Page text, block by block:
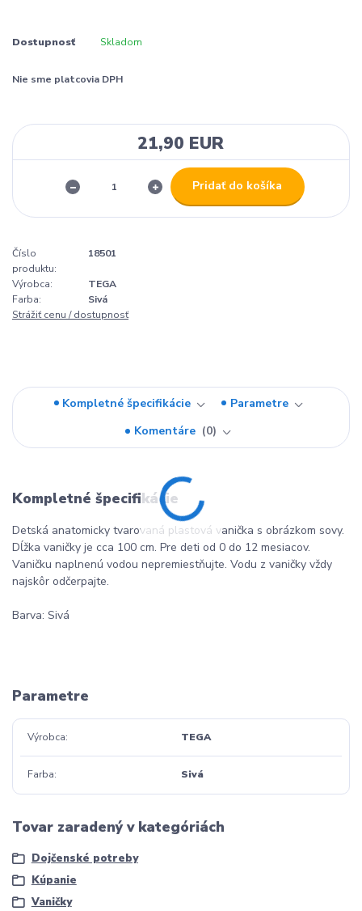
Dostupnosť Skladom
Nie sme platcovia DPH
21,90 EUR
Pridať do košíka
Číslo
produktu:
18501
Výrobca:
TEGA
Farba:
Sivá
Strážiť cenu / dostupnosť
Kompletné špecifikácie
Parametre
Komentáre
0
Kompletné špecifikácie
Detská anatomicky tvarovaná plastová vanička s obrázkom sovy.
Dĺžka vaničky je cca 100 cm. Pre deti od 0 do 12 mesiacov.
Vaničku naplnenú vodou nepremiestňujte. Vodu z vaničky vždy
najskôr odčerpajte.
Barva: Sivá
Parametre
Výrobca TEGA
Farba Sivá
Tovar zaradený v kategóriách
Dojčenské potreby
Kúpanie
Vaničky